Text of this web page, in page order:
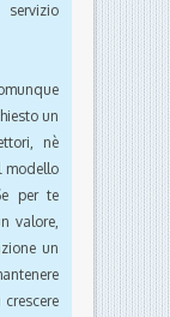
un
nè
modello
per te
valore,
un